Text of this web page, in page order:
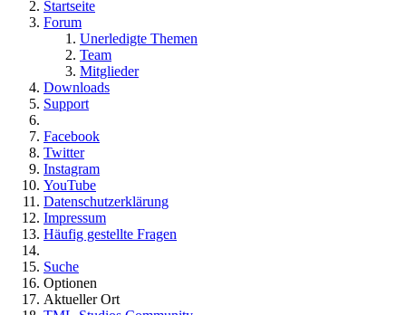
Startseite
Forum
Unerledigte Themen
Team
Mitglieder
Downloads
Support
Facebook
Twitter
Instagram
YouTube
Datenschutzerklärung
Impressum
Häufig gestellte Fragen
Suche
Optionen
Aktueller Ort